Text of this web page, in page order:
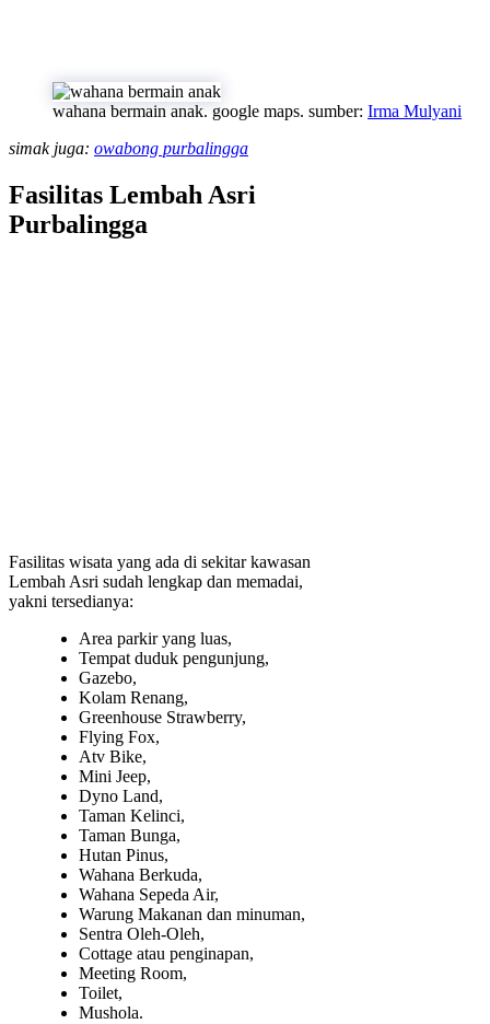
wahana bermain anak. google maps. sumber: Irma Mulyani
simak juga: owabong purbalingga
Fasilitas Lembah Asri
Purbalingga
Fasilitas wisata yang ada di sekitar kawasan
Lembah Asri sudah lengkap dan memadai,
yakni tersedianya:
Area parkir yang luas,
Tempat duduk pengunjung,
Gazebo,
Kolam Renang,
Greenhouse Strawberry,
Flying Fox,
Atv Bike,
Mini Jeep,
Dyno Land,
Taman Kelinci,
Taman Bunga,
Hutan Pinus,
Wahana Berkuda,
Wahana Sepeda Air,
Warung Makanan dan minuman,
Sentra Oleh-Oleh,
Cottage atau penginapan,
Meeting Room,
Toilet,
Mushola.